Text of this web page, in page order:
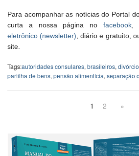
Para acompanhar as notícias do Portal
curta a nossa página no facebook,
eletrônico (newsletter) , diário e gratuito,
site.
Tags:autoridades consulares, brasileiros,
partilha de bens, pensão alimentícia, separação
1 2 »